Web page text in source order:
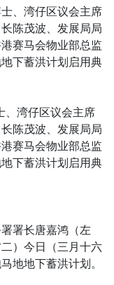
、湾仔区议会主席
陈茂波、发展局局
赛马会物业部总监
下蓄洪计划启用典